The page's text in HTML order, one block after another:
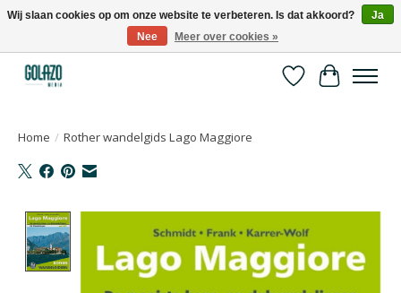
Kennispartner in sport, bewegen en gezondheid
Verlanglijst
Home / Rother wandelgids Lago Maggiore
Wij slaan cookies op om onze website te verbeteren. Is dat akkoord?
Ja
Nee
Meer over cookies »